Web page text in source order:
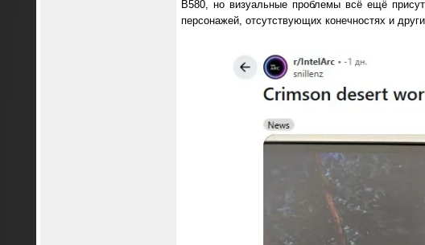
B580, но визуальные проблемы всё ещё
персонажей, отсутствующих конечностях и